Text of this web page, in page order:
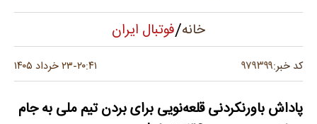
خانه/فوتبال ایران
کد خبر:۹۷۹۳۹۹ ۲۰:۴۱-۲۳ خرداد ۱۴۰۵
پاداش باورنکردنی قلعه‌نویی برای بردن تیم ملی به جام